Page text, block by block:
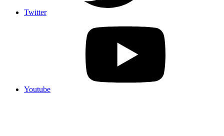
Twitter
Youtube